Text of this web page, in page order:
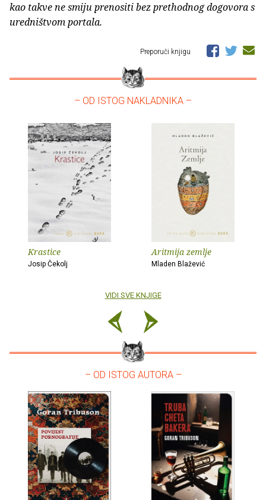
kao takve ne smiju prenositi bez prethodnog dogovora s
uredništvom portala.
Preporuči knjigu
– OD ISTOG NAKLADNIKA –
Krastice
Josip Čekolj
Aritmija zemlje
Mladen Blažević
VIDI SVE KNJIGE
– OD ISTOG AUTORA –